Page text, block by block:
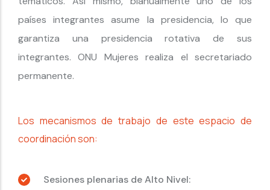
países integrantes asume la presidencia, lo que
garantiza una presidencia rotativa de sus
integrantes. ONU Mujeres realiza el secretariado
permanente.
Los mecanismos de trabajo de este espacio de
coordinación son:
Sesiones plenarias de Alto Nivel: